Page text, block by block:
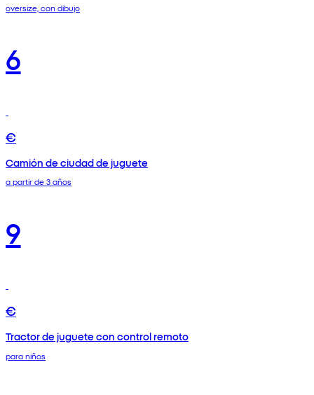
oversize, con dibujo
6
€
Camión de ciudad de juguete
a partir de 3 años
9
€
Tractor de juguete con control remoto
para niños